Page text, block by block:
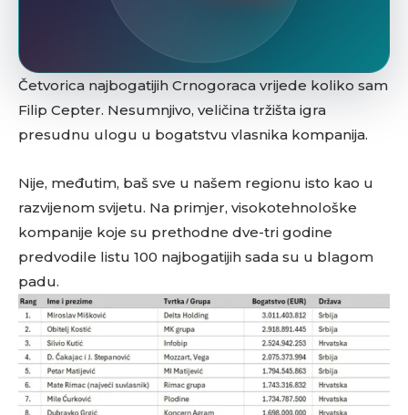
Četvorica najbogatijih Crnogoraca vrijede koliko sam
Filip Cepter. Nesumnjivo, veličina tržišta igra
presudnu ulogu u bogatstvu vlasnika kompanija.
Nije, međutim, baš sve u našem regionu isto kao u
razvijenom svijetu. Na primjer, visokotehnološke
kompanije koje su prethodne dve-tri godine
predvodile listu 100 najbogatijih sada su u blagom
padu.